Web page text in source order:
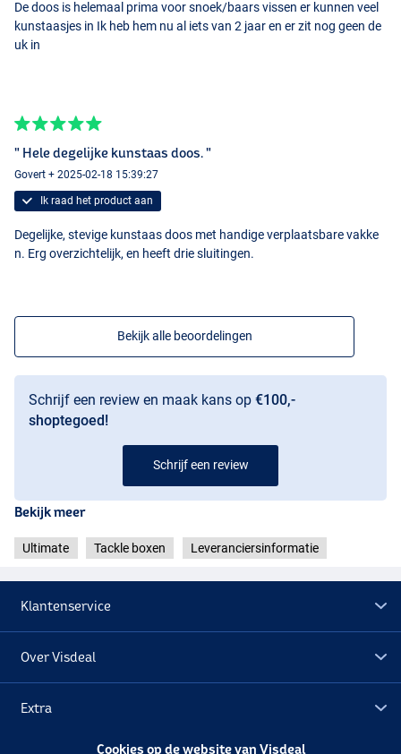
De doos is helemaal prima voor snoek/baars vissen er kunnen veel
kunstaasjes in Ik heb hem nu al iets van 2 jaar en er zit nog geen de
uk in
" Hele degelijke kunstaas doos. "
Govert + 2025-02-18 15:39:27
Ik raad het product aan
Degelijke, stevige kunstaas doos met handige verplaatsbare vakke
n. Erg overzichtelijk, en heeft drie sluitingen.
Bekijk alle beoordelingen
Schrijf een review en maak kans op €100,-
shoptegoed!
Schrijf een review
Bekijk meer
Ultimate Tackle boxen Leveranciersinformatie
Klantenservice
Over Visdeal
Extra
Cookies op de website van Visdeal